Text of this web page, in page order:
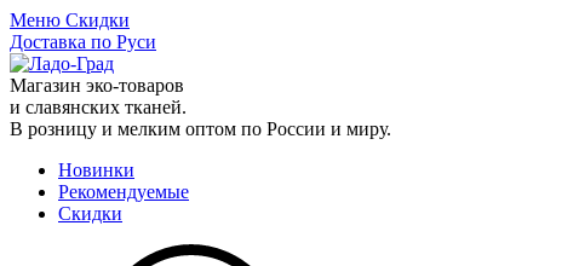
Меню Скидки
Доставка по Руси
Магазин эко-товаров
и славянских тканей.
В розницу и мелким оптом по России и миру.
Новинки
Рекомендуемые
Скидки